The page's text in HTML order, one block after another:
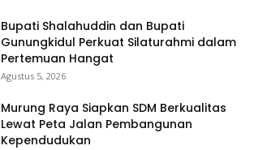
Bupati Shalahuddin dan Bupati
Gunungkidul Perkuat Silaturahmi dalam
Pertemuan Hangat
Agustus 5, 2026
Murung Raya Siapkan SDM Berkualitas
Lewat Peta Jalan Pembangunan
Kependudukan